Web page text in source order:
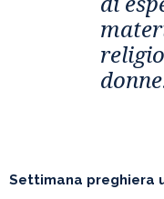
Settimana preghiera